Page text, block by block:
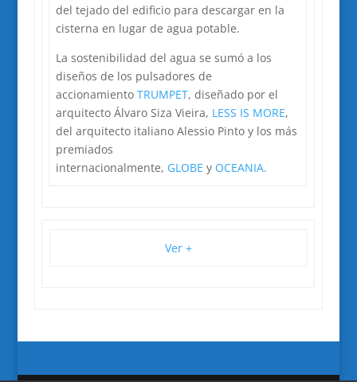
del tejado del edificio para descargar en la
cisterna en lugar de agua potable.
La sostenibilidad del agua se sumó a los
diseños de los pulsadores de
accionamientoTRUMPET, diseñado por el
arquitecto Álvaro Siza Vieira, LESS IS MORE,
del arquitecto italiano Alessio Pinto y los más
premiados
internacionalmente, GLOBE y OCEANIA.
Ver +